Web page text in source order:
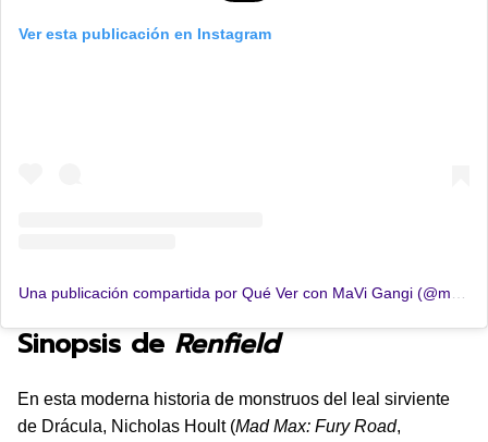
Ver esta publicación en Instagram
Sinopsis de Renfield
En esta moderna historia de monstruos del leal sirviente
de Drácula, Nicholas Hoult (Mad Max: Fury Road,